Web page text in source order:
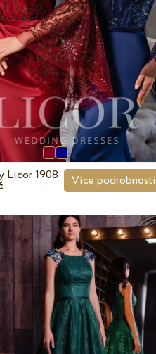
Licor 1908 Více podrobností